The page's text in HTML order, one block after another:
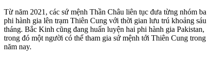
Từ năm 2021, các sứ mệnh Thần Châu liên tục đưa từng nhóm ba
phi hành gia lên trạm Thiên Cung với thời gian lưu trú khoảng sáu
tháng. Bắc Kinh cũng đang huấn luyện hai phi hành gia Pakistan,
trong đó một người có thể tham gia sứ mệnh tới Thiên Cung trong
năm nay.